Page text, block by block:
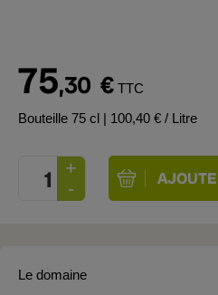
75,30 € TTC
Bouteille 75 cl | 100,40 € / Litre
Le domaine